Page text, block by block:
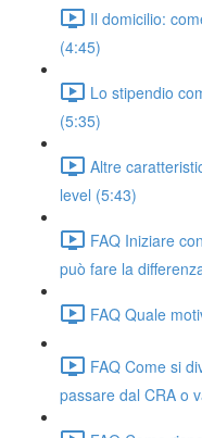
Il domicilio:
(4:45)
Lo stipendio
(5:35)
Altre
level (5:43)
FAQ Iniziare
può fare la
FAQ Quale
FAQ Come si
passare dal CRA o